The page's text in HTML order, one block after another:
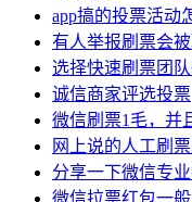
app搞的投票活动
有人举报刷票会
选择快速刷票团
诚信商家评选投票
微信刷票1毛，并
网上说的人工刷
分享一下微信专
微信拉票红包一